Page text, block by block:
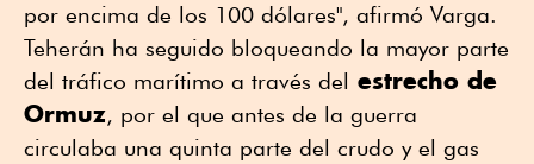
por encima de los 100 dólares", afirmó Varga.
Teherán ha seguido bloqueando la mayor parte
del tráfico marítimo a través del estrecho de
Ormuz, por el que antes de la guerra
circulaba una quinta parte del crudo y el gas